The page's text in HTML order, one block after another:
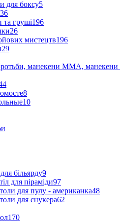
для боксу5
36
та груші196
26
мистецтв196
29
манекени ММА, манекени
8
10
більярду9
для піраміди97
для пулу - американка48
для снукера62
170